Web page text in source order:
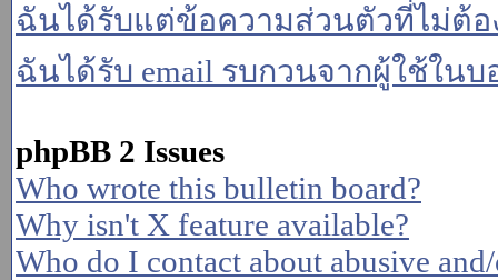
ฉันได้รับแต่ข้อความส่วนตัวที่ไม่ต้อ
ฉันได้รับ email รบกวนจากผู้ใช้ใน
phpBB 2 Issues
Who wrote this bulletin board?
Why isn't X feature available?
Who do I contact about abusive